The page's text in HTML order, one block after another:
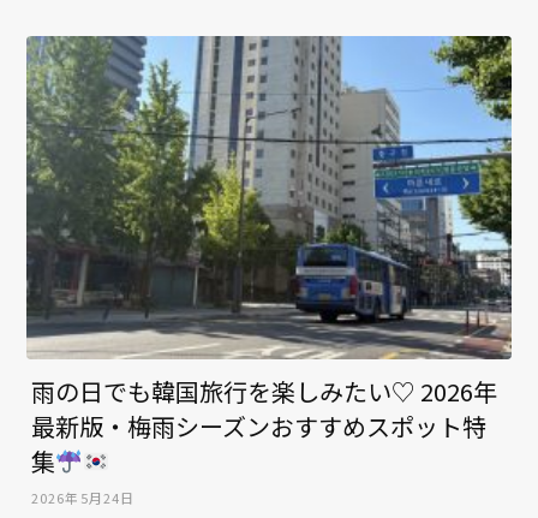
雨の日でも韓国旅行を楽しみたい♡ 2026年
最新版・梅雨シーズンおすすめスポット特
集
2026年5月24日